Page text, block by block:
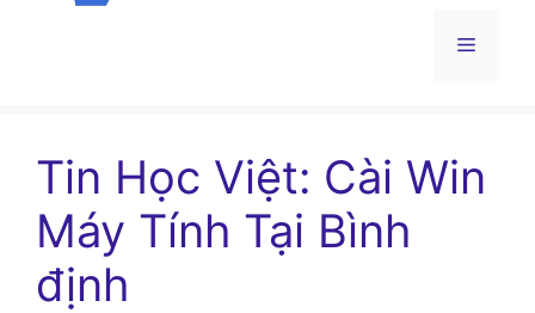
Menu
Tin Học Việt: Cài Win
Máy Tính Tại Bình
định